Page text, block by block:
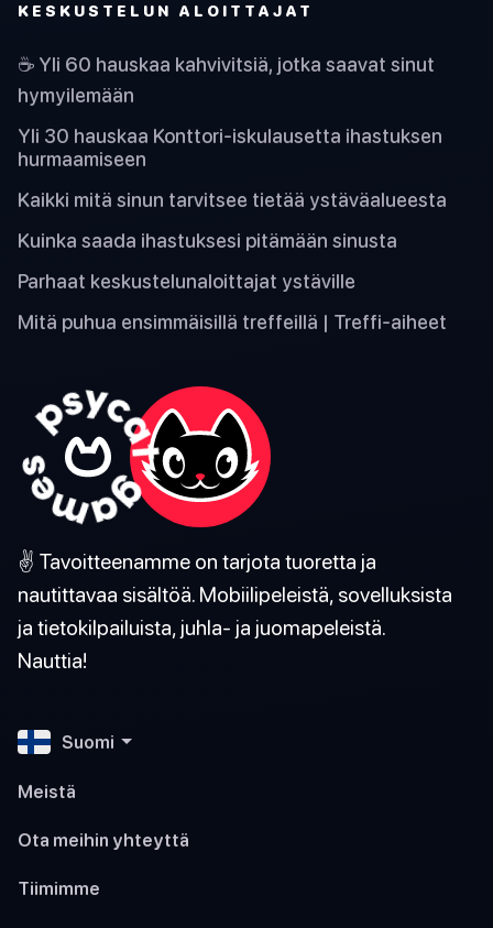
KESKUSTELUN ALOITTAJAT
☕ Yli 60 hauskaa kahvivitsiä, jotka saavat sinut
hymyilemään
Yli 30 hauskaa Konttori-iskulausetta ihastuksen
hurmaamiseen
Kaikki mitä sinun tarvitsee tietää ystäväalueesta
Kuinka saada ihastuksesi pitämään sinusta
Parhaat keskustelunaloittajat ystäville
Mitä puhua ensimmäisillä treffeillä | Treffi-aiheet
✌️ Tavoitteenamme on tarjota tuoretta ja
nautittavaa sisältöä. Mobiilipeleistä, sovelluksista
ja tietokilpailuista, juhla- ja juomapeleistä.
Nauttia!
Suomi
Meistä
Ota meihin yhteyttä
Tiimimme